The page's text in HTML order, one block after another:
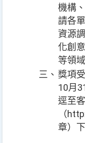
機構
請各
資源
化創
等領
三、 獎項
10月
逕至
（
章）